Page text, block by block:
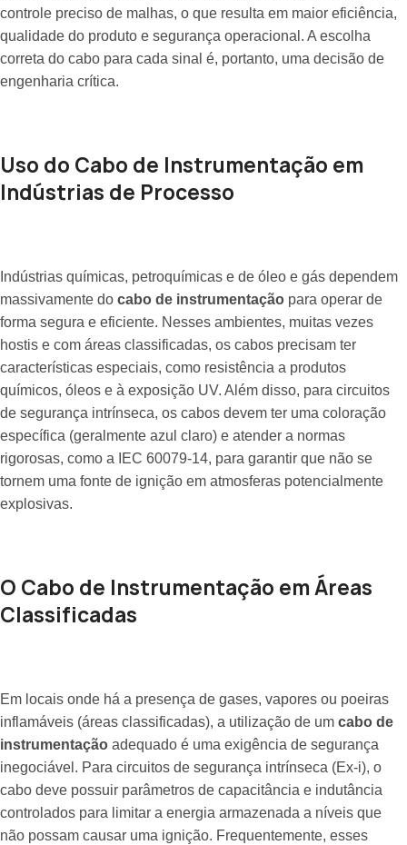
controle preciso de malhas, o que resulta em maior eficiência,
qualidade do produto e segurança operacional. A escolha
correta do cabo para cada sinal é, portanto, uma decisão de
engenharia crítica.
Uso do Cabo de Instrumentação em
Indústrias de Processo
Indústrias químicas, petroquímicas e de óleo e gás dependem
massivamente do cabo de instrumentação para operar de
forma segura e eficiente. Nesses ambientes, muitas vezes
hostis e com áreas classificadas, os cabos precisam ter
características especiais, como resistência a produtos
químicos, óleos e à exposição UV. Além disso, para circuitos
de segurança intrínseca, os cabos devem ter uma coloração
específica (geralmente azul claro) e atender a normas
rigorosas, como a IEC 60079-14, para garantir que não se
tornem uma fonte de ignição em atmosferas potencialmente
explosivas.
O Cabo de Instrumentação em Áreas
Classificadas
Em locais onde há a presença de gases, vapores ou poeiras
inflamáveis (áreas classificadas), a utilização de um cabo de
instrumentação adequado é uma exigência de segurança
inegociável. Para circuitos de segurança intrínseca (Ex-i), o
cabo deve possuir parâmetros de capacitância e indutância
controlados para limitar a energia armazenada a níveis que
não possam causar uma ignição. Frequentemente, esses